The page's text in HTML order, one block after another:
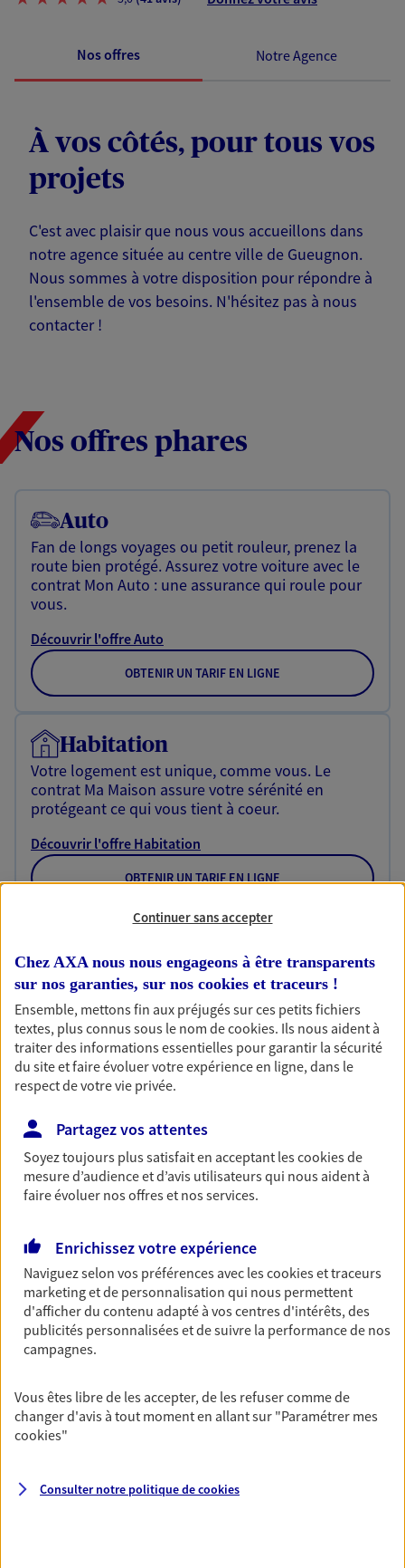
Nos offres Notre Agence
À vos côtés, pour tous vos
projets
C'est avec plaisir que nous vous accueillons dans
notre agence située au centre ville de Gueugnon.
Nous sommes à votre disposition pour répondre à
l'ensemble de vos besoins. N'hésitez pas à nous
contacter !
Nos offres phares
Auto
Fan de longs voyages ou petit rouleur, prenez la
route bien protégé. Assurez votre voiture avec le
contrat Mon Auto : une assurance qui roule pour
vous.
Découvrir l'offre Auto
OBTENIR UN TARIF EN LIGNE
Habitation
Votre logement est unique, comme vous. Le
contrat Ma Maison assure votre sérénité en
protégeant ce qui vous tient à coeur.
Découvrir l'offre Habitation
OBTENIR UN TARIF EN LIGNE
Bricoleuse, féru de jardinage, pâtissier en herbe
ou grande lectrice… personne n'est à l'abri d'un
accident du quotidien. Avec Ma Protection
Accident, protégez votre qualité de vie et vos
revenus.
Découvrir l'offre Garantie Accidents de la Vie
OBTENIR UN TARIF EN LIGNE
Multirisque Entreprise
assurance multirisque entreprise. Un contrat
unique pour protéger vos locaux, matériels pro,
équipements et stocks… sans oublier votre
responsabilité civile.
Découvrir l'offre Multirisque Entreprise
Continuer sans accepter
Chez AXA nous nous engageons à être transparents
sur nos garanties, sur nos cookies et traceurs !
Ensemble, mettons fin aux préjugés sur ces petits fichiers
textes, plus connus sous le nom decookies. Ils nous aident à
traiter des informations essentielles pour garantir la sécurité
du site et faire évoluer votre expérience en ligne, dans le
respect de votre vie privée.
Partagez vos attentes
Soyez toujours plus satisfait en acceptant lescookiesde
mesure d’audience et d’avis utilisateurs qui nous aident à
faire évoluer nos offres et nos services.
Enrichissez votre expérience
Naviguez selon vos préférences avec lescookies et traceurs
marketing et de personnalisation qui nous permettent
d'afficher du contenu adapté à vos centres d'intérêts, des
publicités personnalisées et de suivre la performance de nos
campagnes.
Vous êtes libre de les accepter, de les refuser comme de
changer d'avis à tout moment en allant sur "Paramétrer mes
cookies"
Consulter notre politique decookies